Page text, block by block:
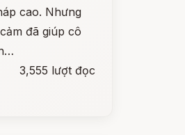
cao. Nhưng
đã giúp cô
3,555 lượt đọc